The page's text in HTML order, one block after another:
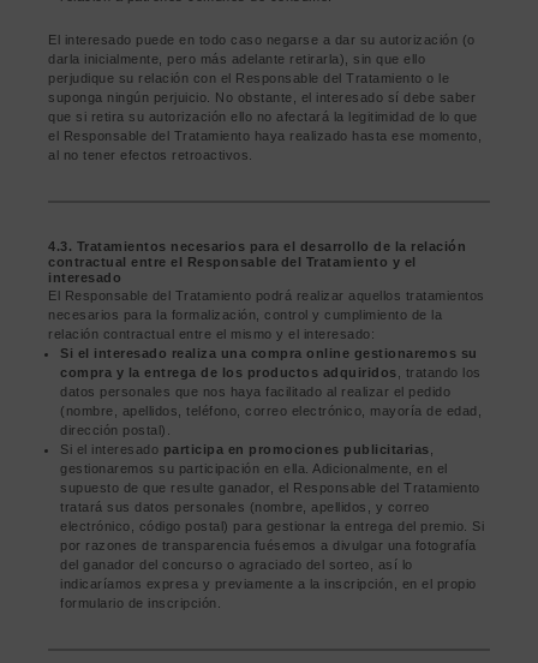
El interesado puede en todo caso negarse a dar su autorización (o
darla inicialmente, pero más adelante retirarla), sin que ello
perjudique su relación con el Responsable del Tratamiento o le
suponga ningún perjuicio. No obstante, el interesado sí debe saber
que si retira su autorización ello no afectará la legitimidad de lo que
el Responsable del Tratamiento haya realizado hasta ese momento,
al no tener efectos retroactivos.
4.3. Tratamientos necesarios para el desarrollo de la relación
contractual entre el Responsable del Tratamiento y el
interesado
El Responsable del Tratamiento podrá realizar aquellos tratamientos
necesarios para la formalización, control y cumplimiento de la
relación contractual entre el mismo y el interesado:
Si el interesado realiza una compra online gestionaremos su
compra y la entrega de los productos adquiridos , tratando los
datos personales que nos haya facilitado al realizar el pedido
(nombre, apellidos, teléfono, correo electrónico, mayoría de edad,
dirección postal).
Si el interesado participa en promociones publicitarias
gestionaremos su participación en ella. Adicionalmente, en el
supuesto de que resulte ganador, el Responsable del Tratamiento
tratará sus datos personales (nombre, apellidos, y correo
electrónico, código postal) para gestionar la entrega del premio. Si
por razones de transparencia fuésemos a divulgar una fotografía
del ganador del concurso o agraciado del sorteo, así lo
indicaríamos expresa y previamente a la inscripción, en el propio
formulario de inscripción.